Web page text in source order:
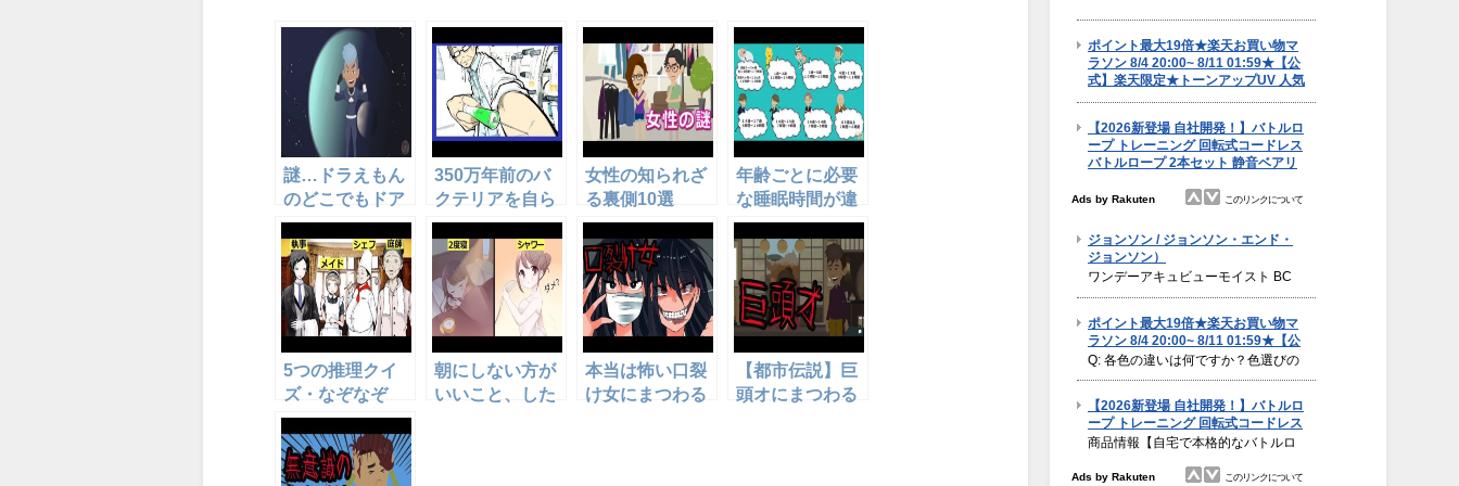
o
k
謎…ドラえもん
のどこでもドア
は実現するの
か！？
350万年前のバ
クテリアを自ら
に投与した結
果、とんでもな
い事に・・
女性の知られざ
る裏側10選
年齢ごとに必要
な睡眠時間が違
う？！
5つの推理クイ
ズ・なぞなぞ
「この中の誰が
一体犯人なの
か？」
朝にしない方が
いいこと、した
本当は怖い口裂
け女にまつわる
【都市伝説】巨
頭オにまつわる